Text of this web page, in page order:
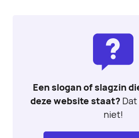
Een slogan of slagzin
deze website staat?
niet!